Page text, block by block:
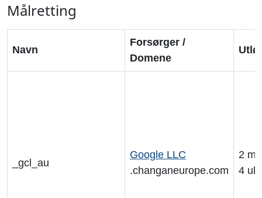
Målretting
Navn
Forsørger /
Domene
_gcl_au
Google LLC
.changaneurope.com
2
4